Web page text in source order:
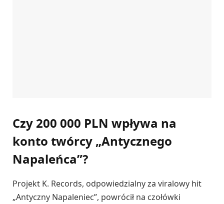
Czy 200 000 PLN wpływa na
konto twórcy „Antycznego
Napaleńca”?
Projekt K. Records, odpowiedzialny za viralowy hit
„Antyczny Napaleniec”, powrócił na czołówki